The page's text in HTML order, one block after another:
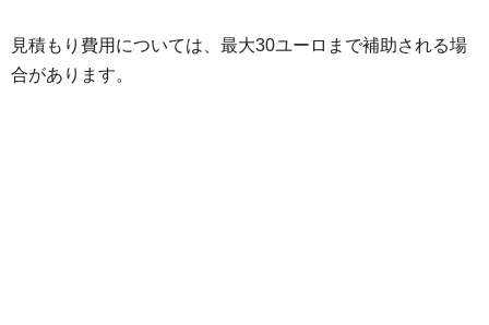
見積もり費用については、最大30ユーロまで補助される場
合があります。